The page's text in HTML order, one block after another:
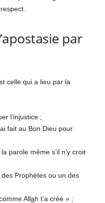
par
celle qui a lieu par la
l’injustice ;
fait au Bon Dieu pour
parole même s’il n’y croit
Prophètes ou un des
Allah t’a créé » ;